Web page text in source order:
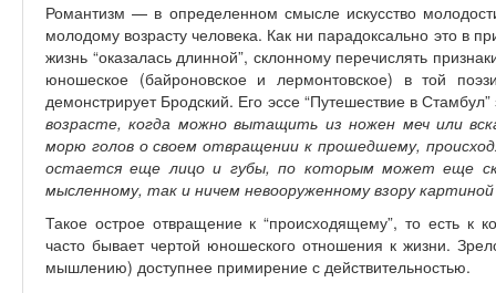
Романтизм — в определенном смысле искусство
молодому возрасту человека. Как ни парадоксально это в
жизнь “оказалась длинной”, склонному перечислять
юношеское (байроновское и лермонтовское) в той
демонстрирует Бродский. Его эссе “Путешествие в Стамбул”
возрасте, когда можно вытащить из ножен меч или
морю голов о своем отвращении к прошедшему,
остается еще лицо и губы, по которым может еще
мысленному, так и ничем невооруженному взору
Такое острое отвращение к “происходящему”, то есть к
часто бывает чертой юношеского отношения к жизни.
мышлению) доступнее примирение с действительностью.